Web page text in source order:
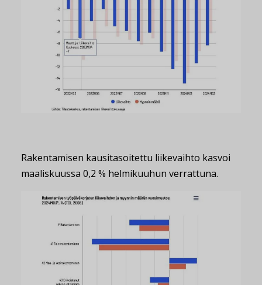
Rakentamisen kausitasoitettu liikevaihto kasvoi
maaliskuussa 0,2 % helmikuuhun verrattuna.